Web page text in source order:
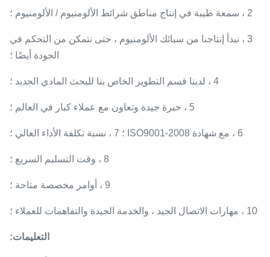
2 ، سمعة طيبة في إنتاج مناطق شرائط الألومنيوم / الألومنيوم ؛
3 ، نبدأ إنتاجنا من سبائك الألومنيوم ، حتى نتمكن من التحكم في
الجودة أيضًا ؛
4 ، لدينا قسم التطوير الخاص بنا للبحث المادي الجديد ؛
5 ، خبرة جيدة وتعاون مع عملاء كبار في العالم ؛
6 ، مع شهادة ISO9001-2008 ؛ 7 ، نسبة تكلفة الأداء العالي ؛
8 ، وقت التسليم السريع ؛
9 ، أوامر مخصصة متاحة ؛
10 ، مهارات الاتصال الجيد ، والخدمة الجيدة والتفاهمات للعملاء ؛
التعليمات: